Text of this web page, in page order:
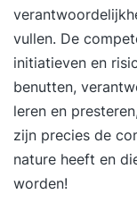
vullen. De
initiatieven en
benutten,
leren en
zijn precies de
nature heeft en
worden!